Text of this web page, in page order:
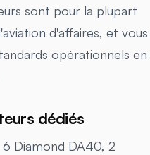
sont pour la plupart
d'affaires, et vous
opérationnels en
dédiés
Diamond DA40, 2